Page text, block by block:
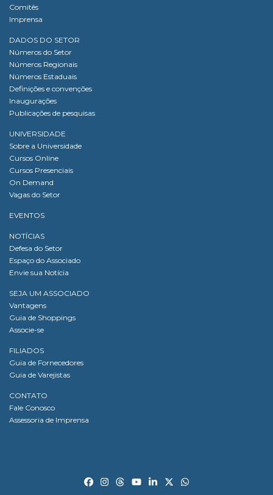
Comitês
Imprensa
DADOS DO SETOR
Números do Setor
Números Regionais
Números Estaduais
Definições e convenções
Inaugurações
Publicações de pesquisas
UNIVERSIDADE
Sobre a Universidade
Cursos Online
Cursos Presenciais
On Demand
Vagas do Setor
EVENTOS
NOTÍCIAS
Defesa do Setor
Espaço do Associado
Envie sua Notícia
SEJA UM ASSOCIADO
Vantagens
Guia de Shoppings
Associe-se
FILIADOS
Guia de Fornecedores
Guia de Varejistas
CONTATO
Fale Conosco
Assessoria de Imprensa